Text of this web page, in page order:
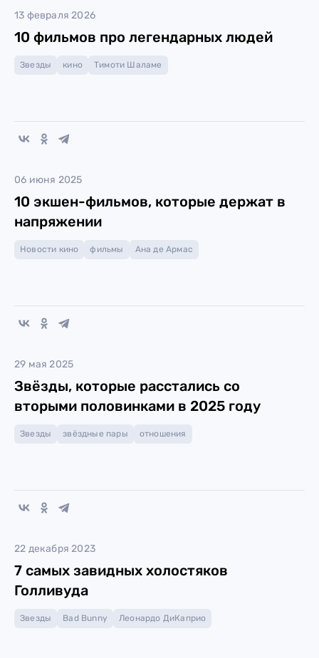
13 февраля 2026
10 фильмов про легендарных людей
Звезды кино Тимоти Шаламе
06 июня 2025
10 экшен-фильмов, которые держат в
напряжении
Новости кино фильмы Ана де Армас
29 мая 2025
Звёзды, которые расстались со
вторыми половинками в 2025 году
Звезды звёздные пары отношения
22 декабря 2023
7 самых завидных холостяков
Голливуда
Звезды Bad Bunny Леонардо ДиКаприо